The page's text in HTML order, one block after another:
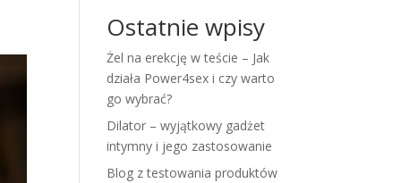
Ostatnie wpisy
Żel na erekcję w teście – Jak
działa Power4sex i czy warto
go wybrać?
Dilator – wyjątkowy gadżet
intymny i jego zastosowanie
Blog z testowania produktów